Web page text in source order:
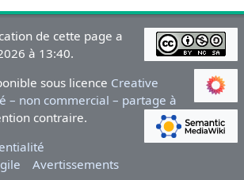
de cette page a
à 13:40.
sous licence Creative
– non commercial – partage à
contraire.
Avertissements